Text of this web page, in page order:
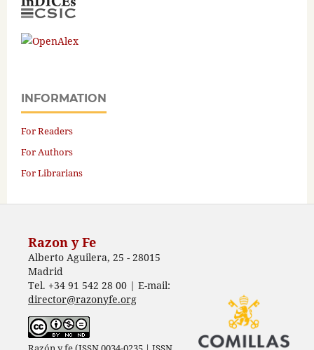
INFORMATION
For Readers
For Authors
For Librarians
Razon y Fe
Alberto Aguilera, 25 - 28015
Madrid
Tel. +34 91 542 28 00 | E-mail:
director@razonyfe.org